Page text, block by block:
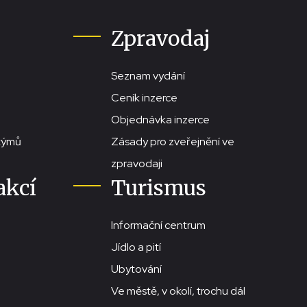
Zpravodaj
Seznam vydání
Ceník inzerce
Objednávka inzerce
Zásady pro zveřejnění ve
zpravodaji
Turismus
Informační centrum
Jídlo a pití
Ubytování
Ve městě, v okolí, trochu dál